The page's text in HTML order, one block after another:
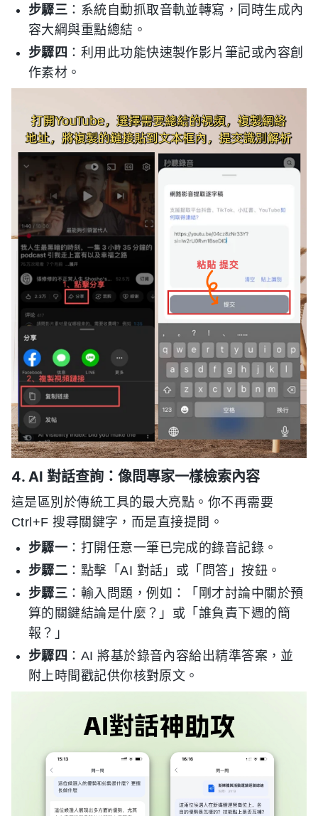
步驟三 ：系統自動抓取音軌並轉寫，同時生成內
容大綱與重點總結。
步驟四 ：利用此功能快速製作影片筆記或內容創
作素材。
4. AI 對話查詢：像問專家一樣檢索內容
這是區別於傳統工具的最大亮點。你不再需要
Ctrl+F 搜尋關鍵字，而是直接提問。
步驟一 ：打開任意一筆已完成的錄音記錄。
步驟二 ：點擊「AI 對話」或「問答」按鈕。
步驟三 ：輸入問題，例如：「剛才討論中關於預
算的關鍵結論是什麼？」或「誰負責下週的簡
報？」
步驟四 ：AI 將基於錄音內容給出精準答案，並
附上時間戳記供你核對原文。